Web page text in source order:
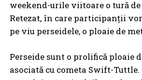
weekend-urile viitoare o tură
Retezat, în care participanții
pe viu perseidele, o ploaie de
Perseide sunt o prolifică ploaie
asociată cu cometa Swift-